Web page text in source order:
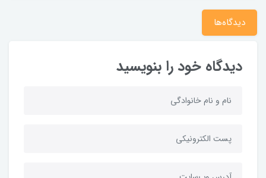
دیدگاه‌ها
دیدگاه خود را بنویسید